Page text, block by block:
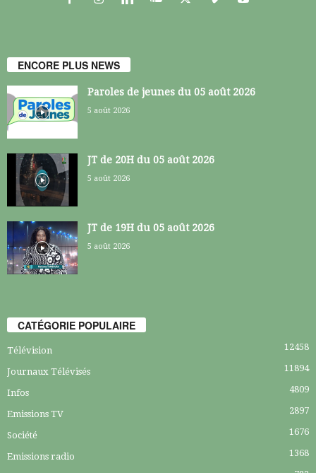
ENCORE PLUS NEWS
Paroles de jeunes du 05 août 2026
5 août 2026
JT de 20H du 05 août 2026
5 août 2026
JT de 19H du 05 août 2026
5 août 2026
CATÉGORIE POPULAIRE
Télévision 12458
Journaux Télévisés 11894
Infos 4809
Emissions TV 2897
Société 1676
Emissions radio 1368